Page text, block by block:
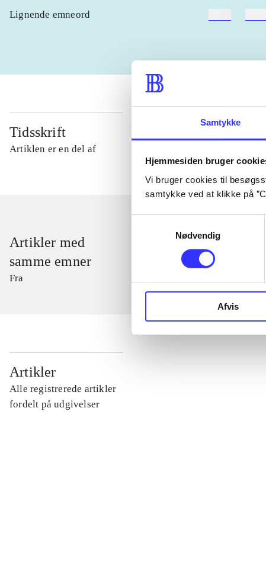
Samtykke
Hjemmesiden bruger
Vi bruger cookies til
samtykke ved at klikke på
Nødvendig
Afvis
Lignende emneord
Tidsskrift
Artiklen er en del af
Artikler med
samme emner
Fra
Artikler
Alle registrerede artikler
fordelt på udgivelser